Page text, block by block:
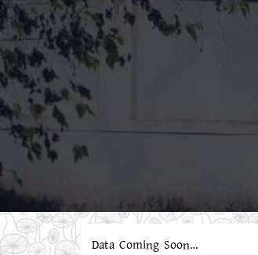
Data Coming Soon…